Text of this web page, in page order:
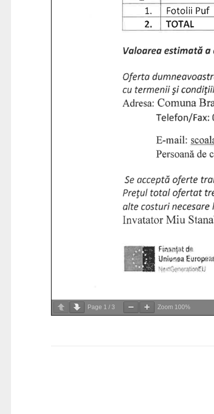
Page 1 / 3 Zoom 100%